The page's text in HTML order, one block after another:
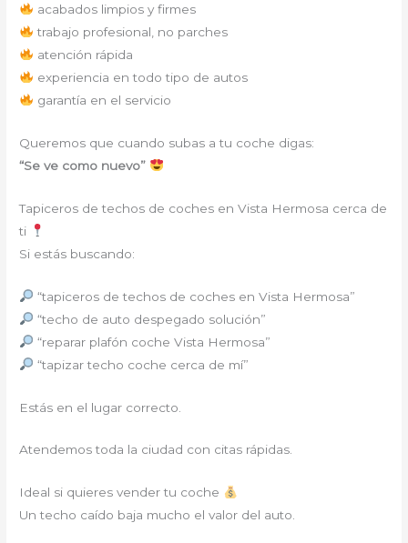
acabados limpios y firmes
trabajo profesional, no parches
atención rápida
experiencia en todo tipo de autos
garantía en el servicio
Queremos que cuando subas a tu coche digas:
“Se ve como nuevo”
Tapiceros de techos de coches en Vista Hermosa cerca de
ti
Si estás buscando:
“tapiceros de techos de coches en Vista Hermosa”
“techo de auto despegado solución”
“reparar plafón coche Vista Hermosa”
“tapizar techo coche cerca de mí”
Estás en el lugar correcto.
Atendemos toda la ciudad con citas rápidas.
Ideal si quieres vender tu coche
Un techo caído baja mucho el valor del auto.